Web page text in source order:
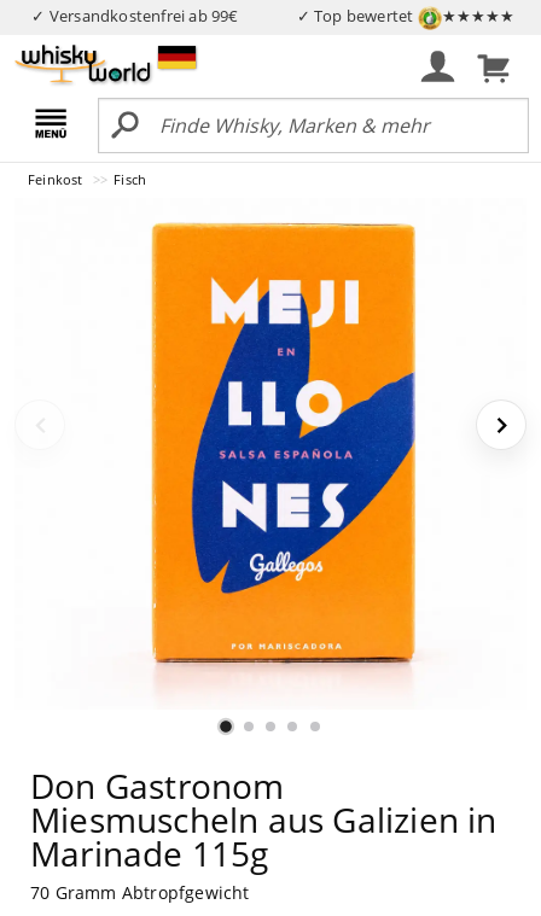
✓ Versandkostenfrei ab 99€ ✓ Top bewertet ★★★★★
Feinkost Fisch
Don Gastronom
Miesmuscheln aus Galizien in
Marinade 115g
70 Gramm Abtropfgewicht